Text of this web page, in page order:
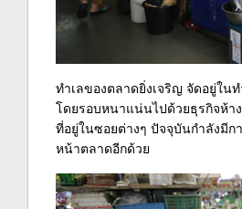
ทำเลของตลาดยิ่งเจริญ จัดอยู่ใน
โดยรอบหนาแน่นไปด้วยธุรกิจห้า
ที่อยู่ในซอยต่างๆ ปัจจุบันกำลังมี
หน้าตลาดอีกด้วย